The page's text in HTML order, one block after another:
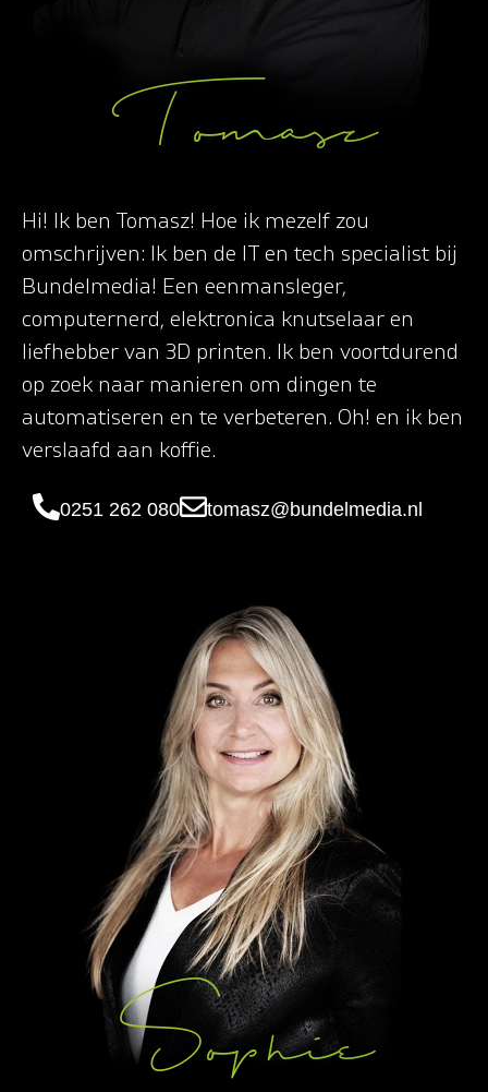
Tomasz
Hi! Ik ben Tomasz! Hoe ik mezelf zou
omschrijven: Ik ben de IT en tech specialist bij
Bundelmedia! Een eenmansleger,
computernerd, elektronica knutselaar en
liefhebber van 3D printen. Ik ben voortdurend
op zoek naar manieren om dingen te
automatiseren en te verbeteren. Oh! en ik ben
verslaafd aan koffie.
0251 262 080 tomasz@bundelmedia.nl
Sophie